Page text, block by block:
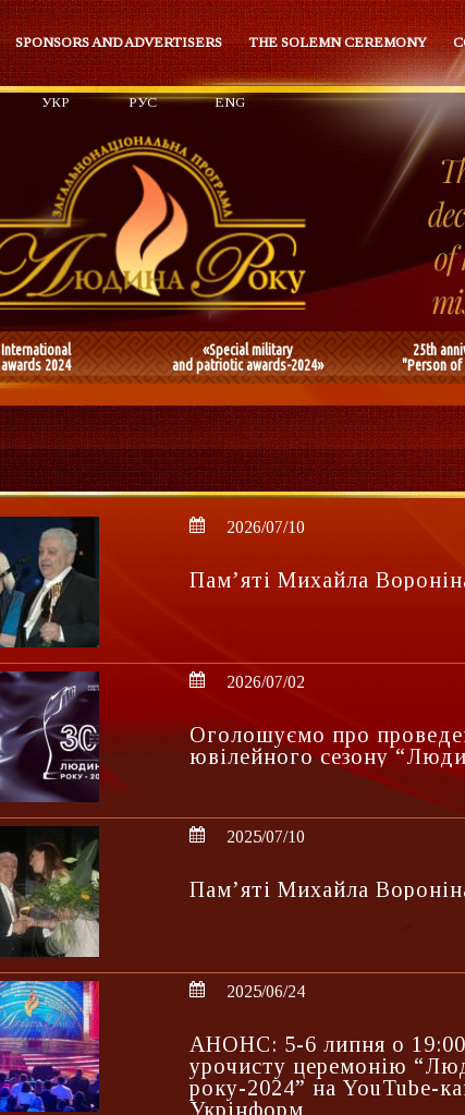
SPONSORS AND ADVERTISERS THE SOLEMN CEREMONY
УКР РУС ENG
International
awards 2024
«Special military
and patriotic awards-2024»
25th
"Person of
2026/07/10
Пам’яті Михайла
2026/07/02
Оголошуємо про
ювілейного сезону
2025/07/10
Пам’яті Михайла
2025/06/24
АНОНС: 5-6 липня о 19:00
урочисту церемонію
року-2024” на YouTube-
Укрінформ